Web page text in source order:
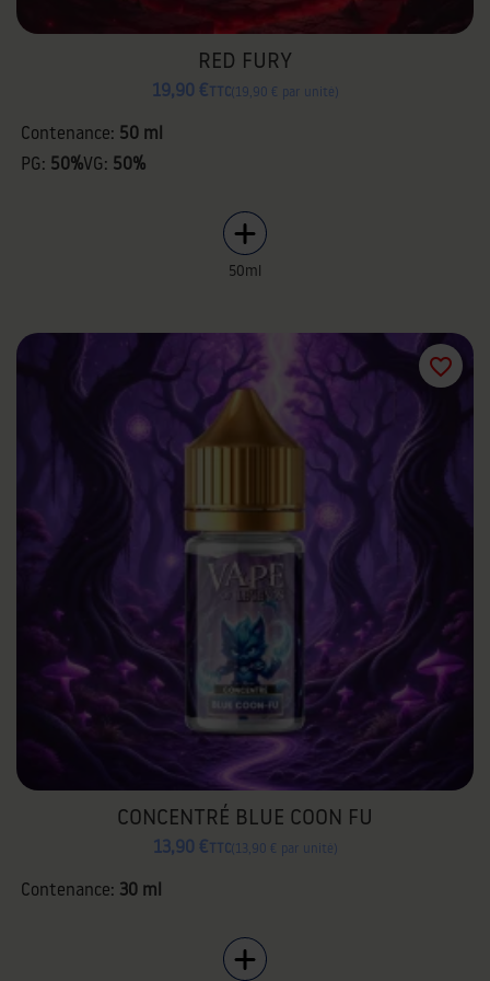
RED FURY
19,90 € TTC 19,90 € par unité
Contenance: 50 ml
PG: 50%VG: 50%
50ml
CONCENTRÉ BLUE COON FU
13,90 € TTC 13,90 € par unité
Contenance: 30 ml
favorite_border